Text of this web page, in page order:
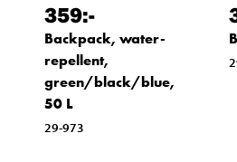
359:-
Backpack, water-
repellent,
green/black/blue,
50 L
29-973